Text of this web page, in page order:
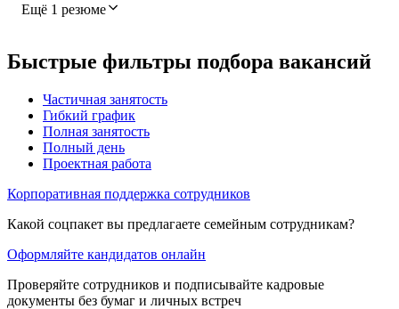
Ещё 1 резюме
Быстрые фильтры подбора вакансий
Частичная занятость
Гибкий график
Полная занятость
Полный день
Проектная работа
Корпоративная поддержка сотрудников
Какой соцпакет вы предлагаете семейным сотрудникам?
Оформляйте кандидатов онлайн
Проверяйте сотрудников и подписывайте кадровые
документы без бумаг и личных встреч